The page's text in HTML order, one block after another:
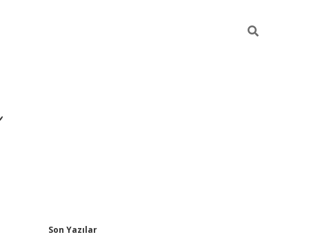
Sidebar
Son Yazılar